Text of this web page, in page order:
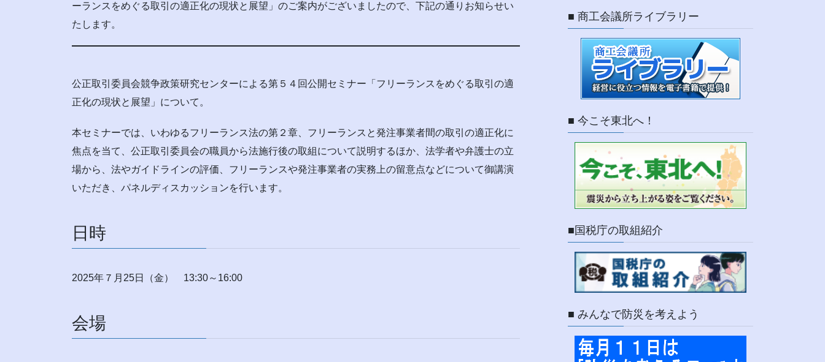
ーランスをめぐる取引の適正化の現状と展望」のご案内がございましたので、下記の通りお知らせい
たします。
公正取引委員会競争政策研究センターによる第５４回公開セミナー「フリーランスをめぐる取引の適
正化の現状と展望」について。
本セミナーでは、いわゆるフリーランス法の第２章、フリーランスと発注事業者間の取引の適正化に
焦点を当て、公正取引委員会の職員から法施行後の取組について説明するほか、法学者や弁護士の立
場から、法やガイドラインの評価、フリーランスや発注事業者の実務上の留意点などについて御講演
いただき、パネルディスカッションを行います。
日時
2025年７月25日（金） 13:30～16:00
会場
■ 商工会議所ライブラリー
■ 今こそ東北へ！
■国税庁の取組紹介
■ みんなで防災を考えよう